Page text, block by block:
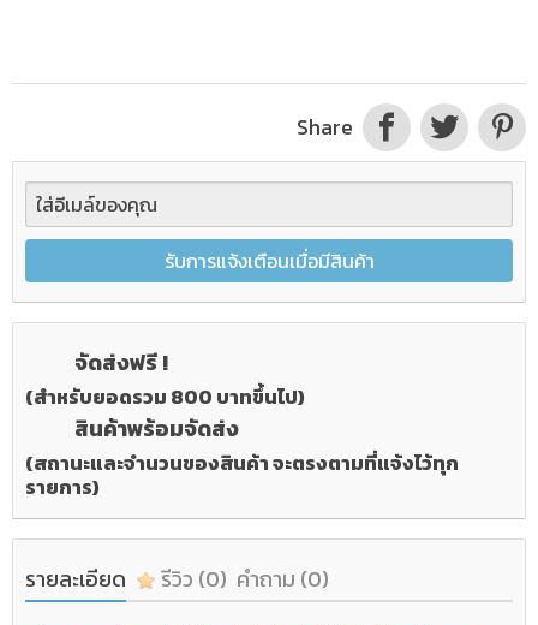
Share
รับการแจ้งเตือนเมื่อมีสินค้า
จัดส่งฟรี !
(สำหรับยอดรวม 800 บาทขึ้นไป)
สินค้าพร้อมจัดส่ง
(สถานะและจำนวนของสินค้า จะตรงตามที่แจ้งไว้ทุก
รายการ)
รายละเอียด รีวิว (0) คำถาม (0)